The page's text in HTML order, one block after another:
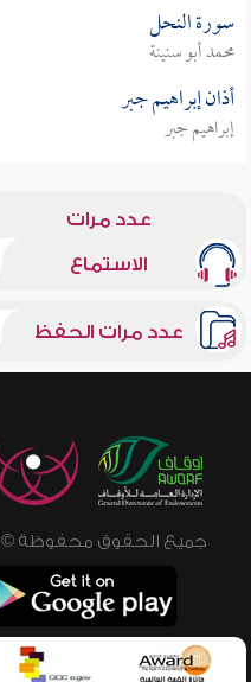
سورة النحل
محمد أبو سنينة
أذان إبراهيم جبر
إبراهيم جبر
عدد مرات
الاستماع
عدد مرات الحفظ
جميع الحقوق محفوظة © 2026 - 1998 لشبكة إسلام ويب